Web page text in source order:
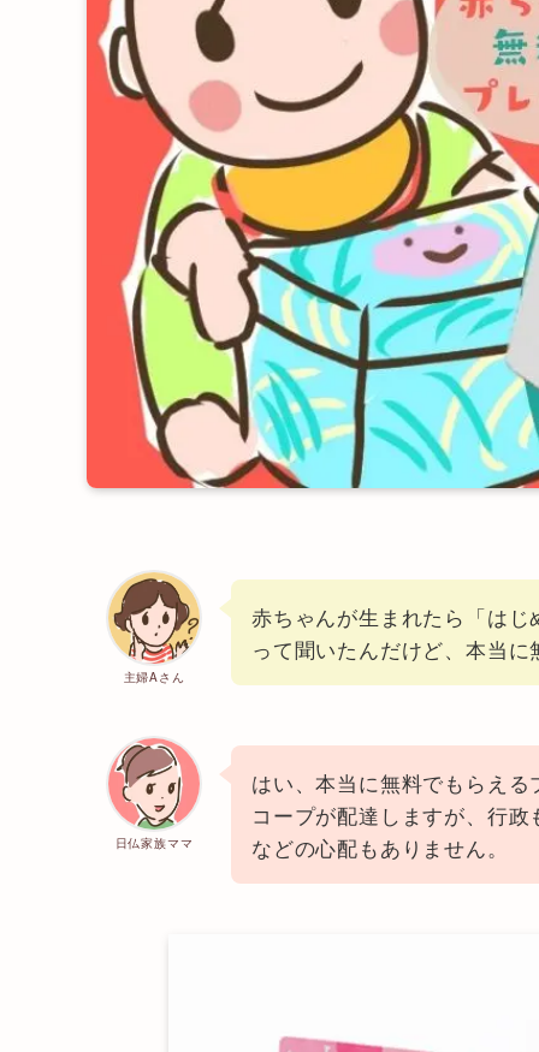
主婦Aさん
赤ちゃんが生まれたら「は
って聞いたんだけど、本当
日仏家族ママ
はい、本当に無料でもらえ
コープが配達しますが、行
などの心配もありません。